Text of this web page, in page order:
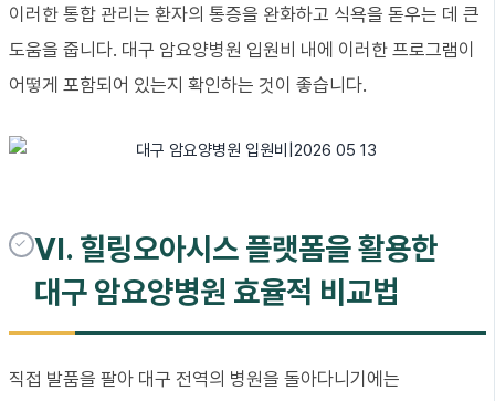
이러한 통합 관리는 환자의 통증을 완화하고 식욕을 돋우는 데 큰
도움을 줍니다. 대구 암요양병원 입원비 내에 이러한 프로그램이
어떻게 포함되어 있는지 확인하는 것이 좋습니다.
VI. 힐링오아시스 플랫폼을 활용한
대구 암요양병원 효율적 비교법
직접 발품을 팔아 대구 전역의 병원을 돌아다니기에는